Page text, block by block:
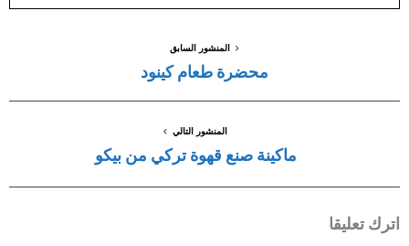
المنشور السابق
محضرة طعام كينود
المنشور التالي
ماكينة صنع قهوة تركي من بيكو
اترك تعليقا